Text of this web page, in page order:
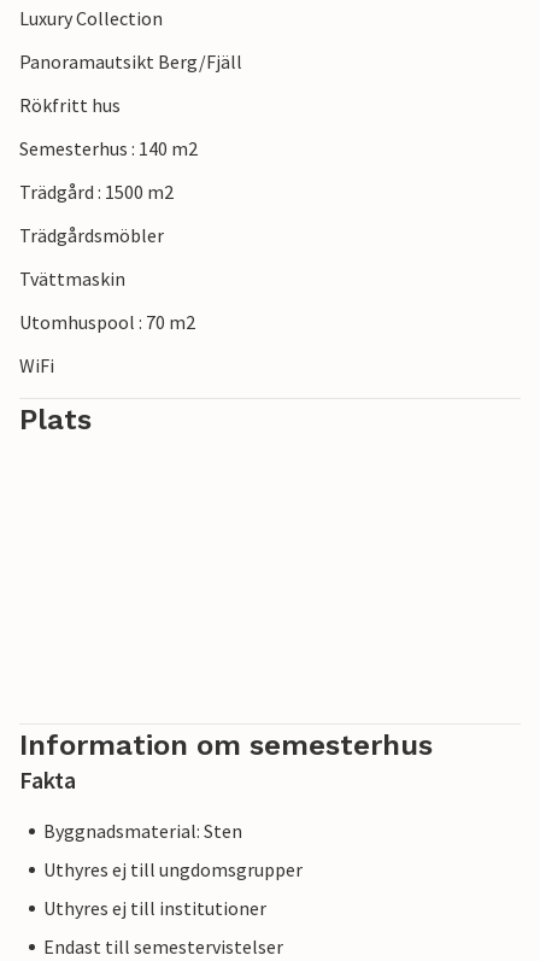
promenad eller äta lunch på restaurangen med en
hisnande utsikt över sjön.
Luxury Collection
Panoramautsikt Berg/Fjäll
Rökfritt hus
Semesterhus : 140 m2
Trädgård : 1500 m2
Trädgårdsmöbler
Tvättmaskin
Utomhuspool : 70 m2
WiFi
Plats
Information om semesterhus
Fakta
Byggnadsmaterial: Sten
Uthyres ej till ungdomsgrupper
Uthyres ej till institutioner
Endast till semestervistelser